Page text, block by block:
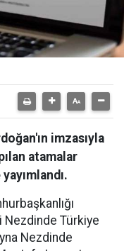
imzasıyla
atamalar
Nezdinde Türkiye
Nezdinde